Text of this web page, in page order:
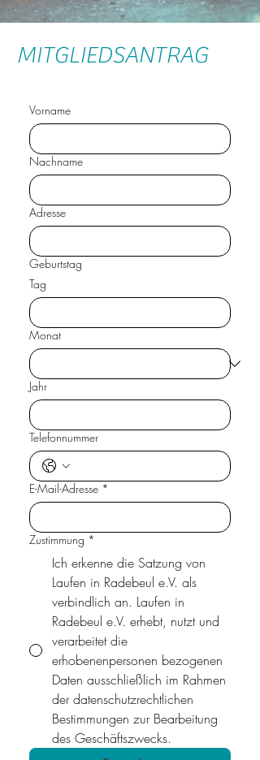
MITGLIEDSANTRAG
Vorname
Nachname
Adresse
Geburtstag
Tag
Monat
Jahr
Telefonnummer
E-Mail-Adresse *
Zustimmung *
Ich erkenne die Satzung von
Laufen in Radebeul e.V. als
verbindlich an. Laufen in
Radebeul e.V. erhebt, nutzt und
verarbeitet die
erhobenenpersonen bezogenen
Daten ausschließlich im Rahmen
der datenschutzrechtlichen
Bestimmungen zur Bearbeitung
des Geschäftszwecks.